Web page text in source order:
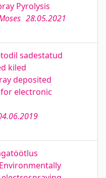
Pyrolysis
28.05.2021
sadestatud
kiled
deposited
electronic